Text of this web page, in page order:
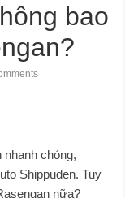
bao
nhanh chóng,
Shippuden. Tuy
nữa?